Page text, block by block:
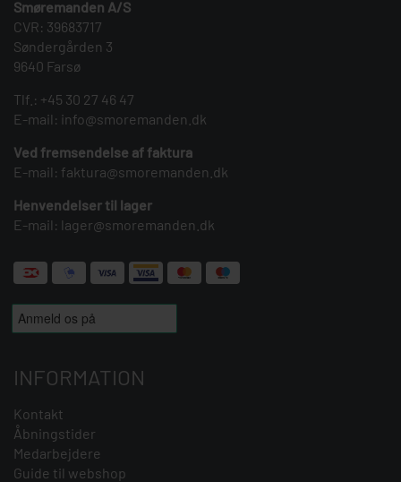
Smøremanden A/S
CVR: 39683717
Søndergården 3
9640 Farsø
Tlf.: +45 30 27 46 47
E-mail: info@smoremanden.dk
Ved fremsendelse af faktura
E-mail: faktura@smoremanden.dk
Henvendelser til lager
E-mail: lager@smoremanden.dk
INFORMATION
Kontakt
Åbningstider
Medarbejdere
Guide til webshop